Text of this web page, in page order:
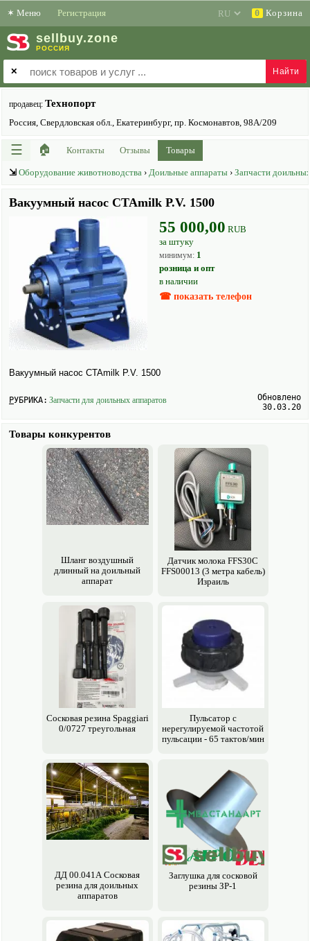
✶ Меню Регистрация 0 Корзина
sell buy.zone
РОССИЯ
✕
продавец: Технопорт
Россия, Свердловская обл., Екатеринбург, пр. Космонавтов, 98А/209
☰ 🏠 Контакты Отзывы Товары
⇲ Оборудование животноводства › Доильные аппараты › Запчасти
Вакуумный насос CTAmilk P.V. 1500
55 000,00 RUB
за штуку
минимум: 1
розница и опт
в наличии
☎ показать телефон
Вакуумный насос CTAmilk P.V. 1500
РУБРИКА: Запчасти для доильных аппаратов
Обновлено
30.03.20
Товары конкурентов
Шланг воздушный
длинный на доильный
аппарат
Датчик молока FFS30С
FFS00013 (3 метра кабель)
Израиль
Сосковая резина Spaggiari
0/0727 треугольная
Пульсатор с
нерегулируемой частотой
пульсации - 65 тактов/мин
ДД 00.041А Сосковая
резина для доильных
аппаратов
Заглушка для сосковой
резины ЗР-1